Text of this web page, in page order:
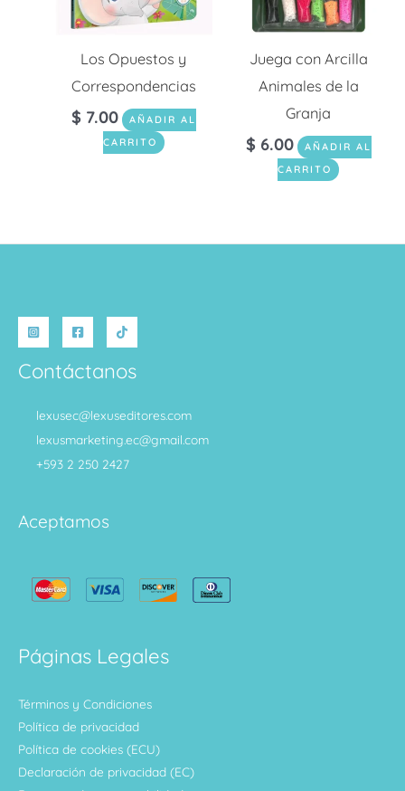
Los Opuestos y
Correspondencias
$ 7.00
AÑADIR AL
CARRITO
Juega con Arcilla
Animales de la
Granja
$ 6.00
AÑADIR AL
CARRITO
Contáctanos
lexusec@lexuseditores.com
lexusmarketing.ec@gmail.com
+593 2 250 2427
Aceptamos
Páginas Legales
Términos y Condiciones
Política de privacidad
Política de cookies (ECU)
Declaración de privacidad (EC)